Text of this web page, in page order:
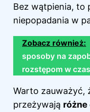
Bez wątpienia, to
niepopadania w
Zobacz również:
sposoby na
rozstępom w
Warto zauważyć,
przeżywają różne